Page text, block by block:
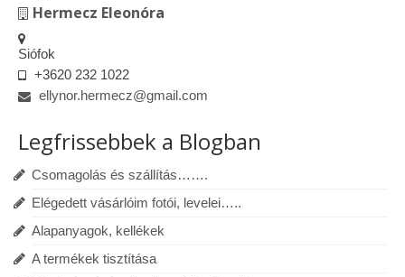
Hermecz Eleonóra
Siófok
+3620 232 1022
ellynor.hermecz@gmail.com
Legfrissebbek a Blogban
Csomagolás és szállítás…….
Elégedett vásárlóim fotói, levelei…..
Alapanyagok, kellékek
A termékek tisztítása